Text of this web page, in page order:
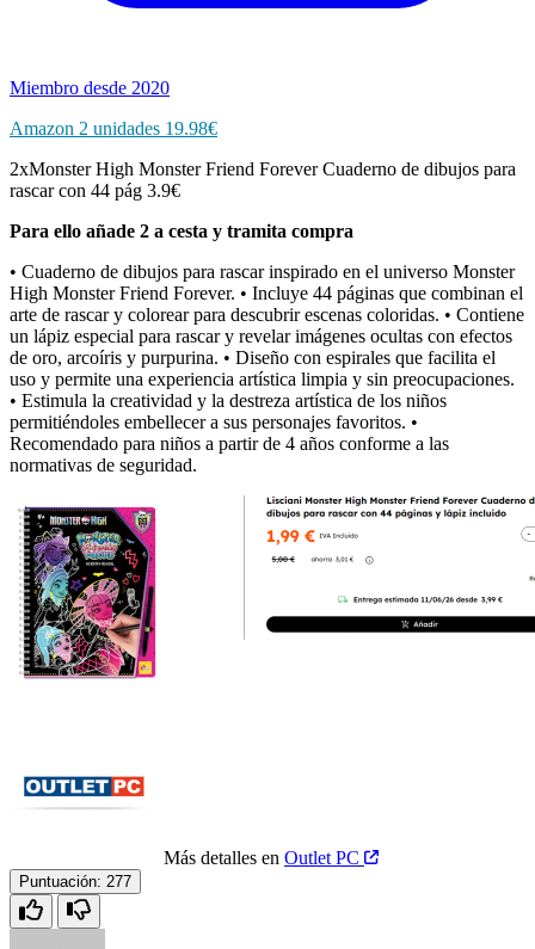
Miembro desde 2020
Amazon 2 unidades 19.98€
2xMonster High Monster Friend Forever Cuaderno de dibujos para
rascar con 44 pág 3.9€
Para ello añade 2 a cesta y tramita compra
• Cuaderno de dibujos para rascar inspirado en el universo Monster
High Monster Friend Forever. • Incluye 44 páginas que combinan el
arte de rascar y colorear para descubrir escenas coloridas. • Contiene
un lápiz especial para rascar y revelar imágenes ocultas con efectos
de oro, arcoíris y purpurina. • Diseño con espirales que facilita el
uso y permite una experiencia artística limpia y sin preocupaciones.
• Estimula la creatividad y la destreza artística de los niños
permitiéndoles embellecer a sus personajes favoritos. •
Recomendado para niños a partir de 4 años conforme a las
normativas de seguridad.
Más detalles en Outlet PC
Puntuación: 277